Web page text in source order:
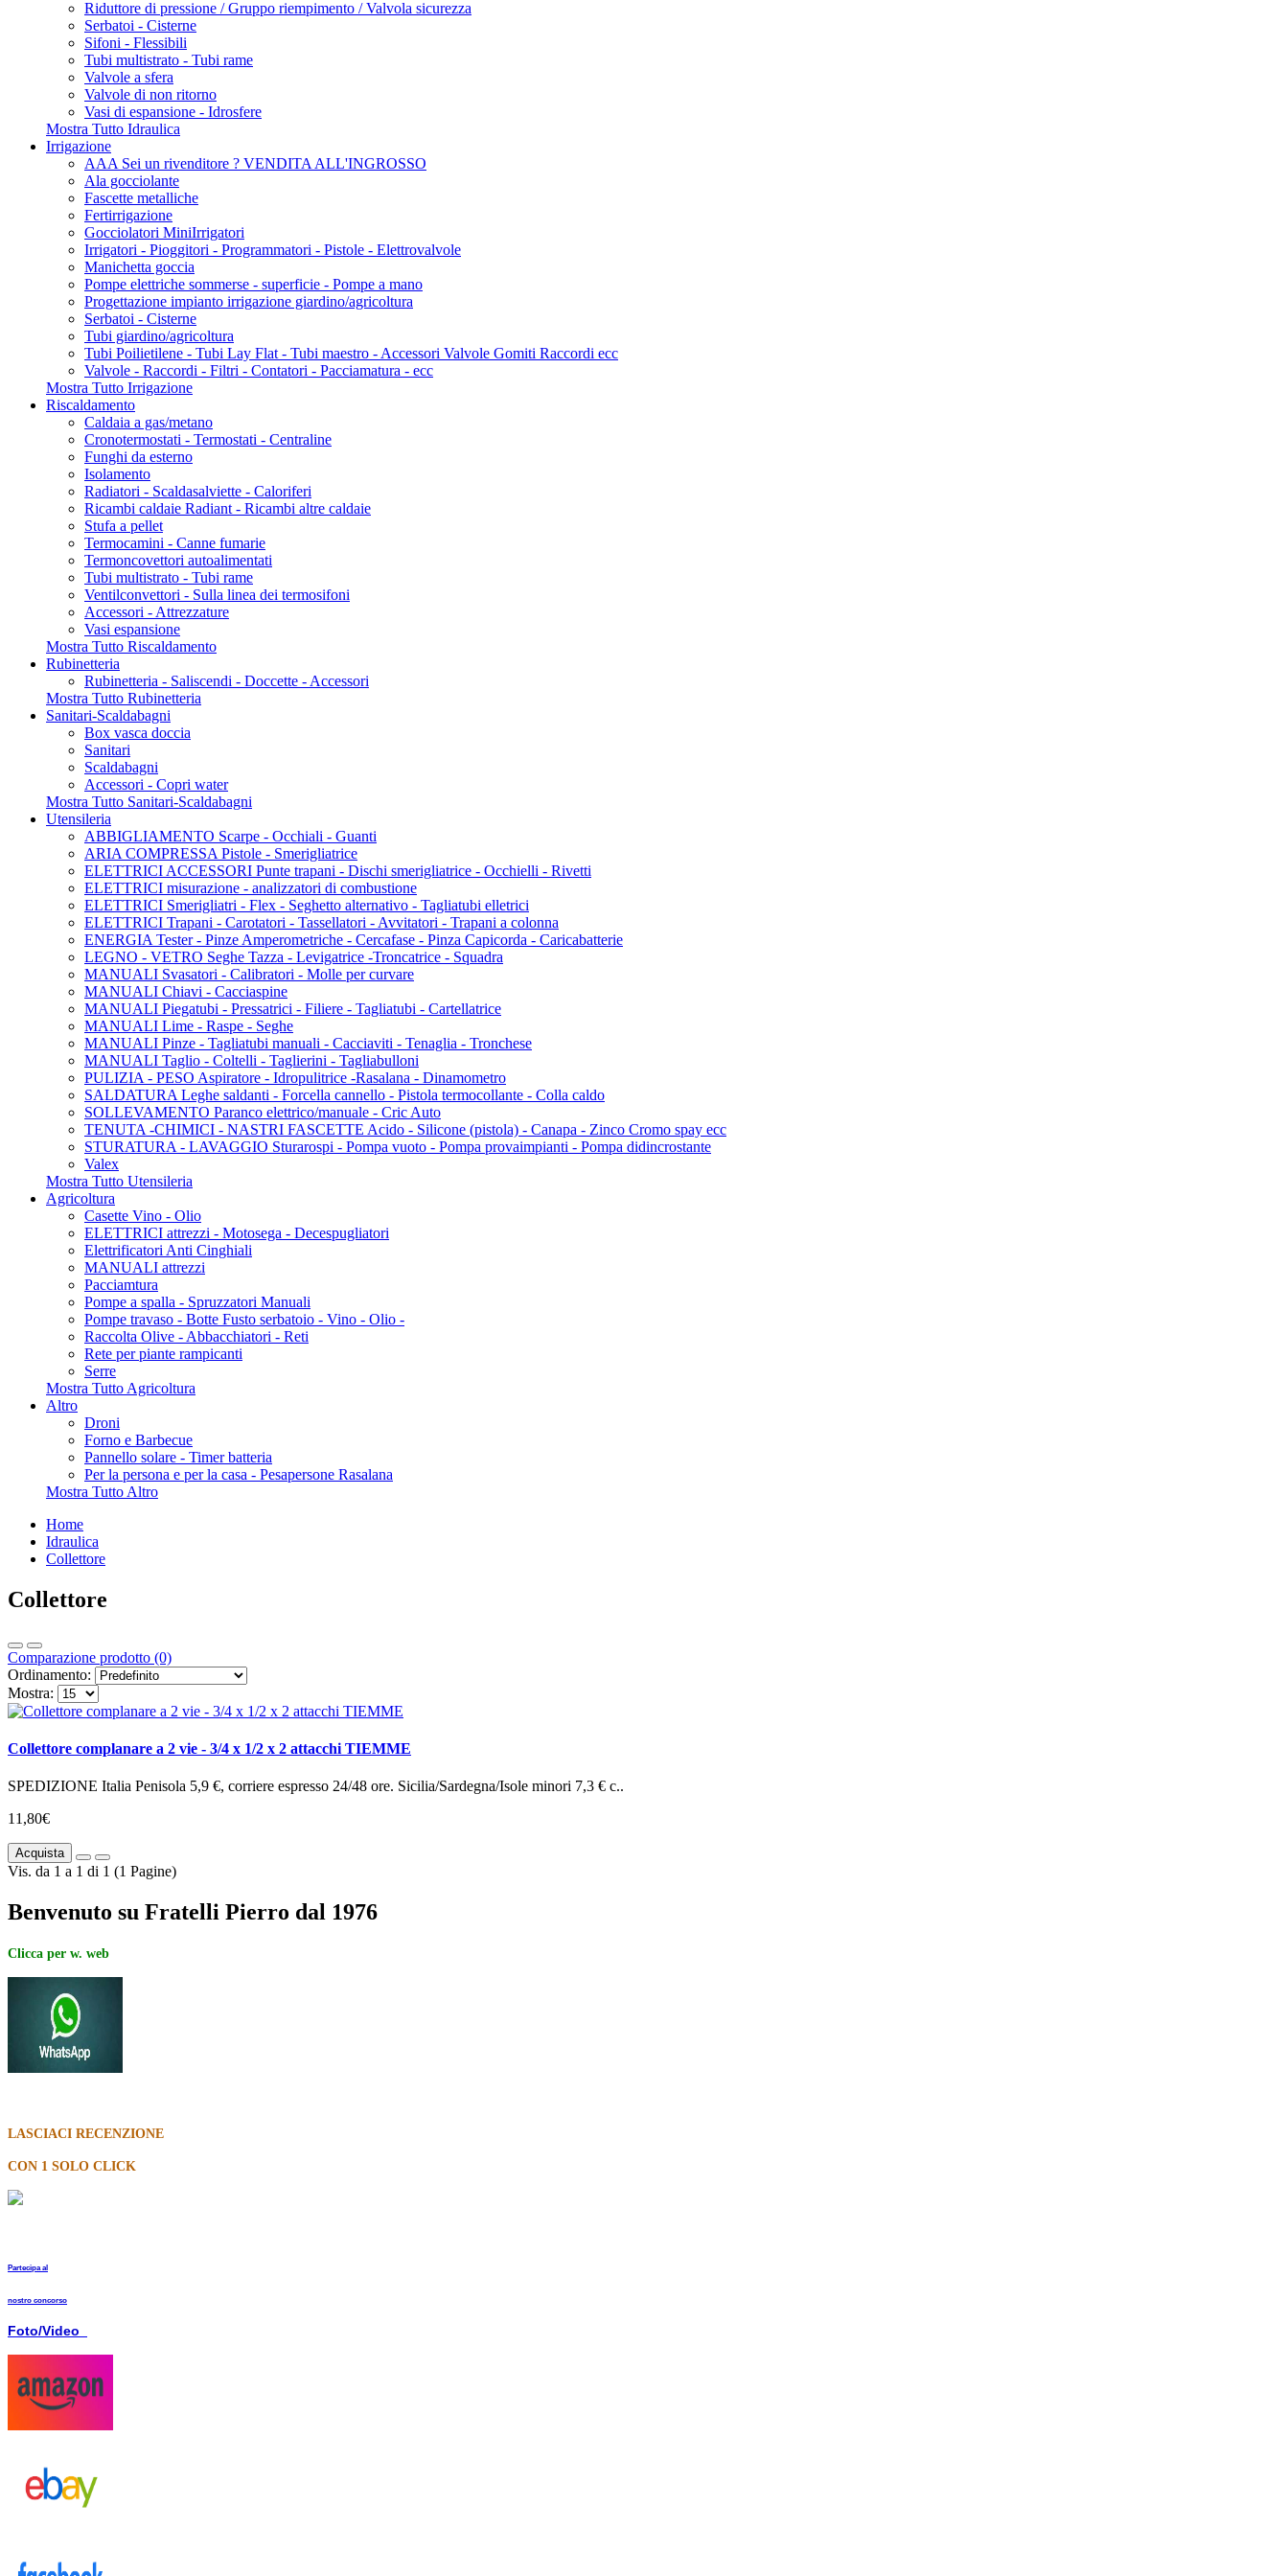
Riduttore di pressione / Gruppo riempimento / Valvola sicurezza
Serbatoi - Cisterne
Sifoni - Flessibili
Tubi multistrato - Tubi rame
Valvole a sfera
Valvole di non ritorno
Vasi di espansione - Idrosfere
Mostra Tutto Idraulica
Irrigazione
AAA Sei un rivenditore ? VENDITA ALL'INGROSSO
Ala gocciolante
Fascette metalliche
Fertirrigazione
Gocciolatori MiniIrrigatori
Irrigatori - Pioggitori - Programmatori - Pistole - Elettrovalvole
Manichetta goccia
Pompe elettriche sommerse - superficie - Pompe a mano
Progettazione impianto irrigazione giardino/agricoltura
Serbatoi - Cisterne
Tubi giardino/agricoltura
Tubi Poilietilene - Tubi Lay Flat - Tubi maestro - Accessori Valvole Gomiti Raccordi ecc
Valvole - Raccordi - Filtri - Contatori - Pacciamatura - ecc
Mostra Tutto Irrigazione
Riscaldamento
Caldaia a gas/metano
Cronotermostati - Termostati - Centraline
Funghi da esterno
Isolamento
Radiatori - Scaldasalviette - Caloriferi
Ricambi caldaie Radiant - Ricambi altre caldaie
Stufa a pellet
Termocamini - Canne fumarie
Termoncovettori autoalimentati
Tubi multistrato - Tubi rame
Ventilconvettori - Sulla linea dei termosifoni
Accessori - Attrezzature
Vasi espansione
Mostra Tutto Riscaldamento
Rubinetteria
Rubinetteria - Saliscendi - Doccette - Accessori
Mostra Tutto Rubinetteria
Sanitari-Scaldabagni
Box vasca doccia
Sanitari
Scaldabagni
Accessori - Copri water
Mostra Tutto Sanitari-Scaldabagni
Utensileria
ABBIGLIAMENTO Scarpe - Occhiali - Guanti
ARIA COMPRESSA Pistole - Smerigliatrice
ELETTRICI ACCESSORI Punte trapani - Dischi smerigliatrice - Occhielli - Rivetti
ELETTRICI misurazione - analizzatori di combustione
ELETTRICI Smerigliatri - Flex - Seghetto alternativo - Tagliatubi elletrici
ELETTRICI Trapani - Carotatori - Tassellatori - Avvitatori - Trapani a colonna
ENERGIA Tester - Pinze Amperometriche - Cercafase - Pinza Capicorda - Caricabatterie
LEGNO - VETRO Seghe Tazza - Levigatrice -Troncatrice - Squadra
MANUALI Svasatori - Calibratori - Molle per curvare
MANUALI Chiavi - Cacciaspine
MANUALI Piegatubi - Pressatrici - Filiere - Tagliatubi - Cartellatrice
MANUALI Lime - Raspe - Seghe
MANUALI Pinze - Tagliatubi manuali - Cacciaviti - Tenaglia - Tronchese
MANUALI Taglio - Coltelli - Taglierini - Tagliabulloni
PULIZIA - PESO Aspiratore - Idropulitrice -Rasalana - Dinamometro
SALDATURA Leghe saldanti - Forcella cannello - Pistola termocollante - Colla caldo
SOLLEVAMENTO Paranco elettrico/manuale - Cric Auto
TENUTA -CHIMICI - NASTRI FASCETTE Acido - Silicone (pistola) - Canapa - Zinco Cromo spay ecc
STURATURA - LAVAGGIO Sturarospi - Pompa vuoto - Pompa provaimpianti - Pompa didincrostante
Valex
Mostra Tutto Utensileria
Agricoltura
Casette Vino - Olio
ELETTRICI attrezzi - Motosega - Decespugliatori
Elettrificatori Anti Cinghiali
MANUALI attrezzi
Pacciamtura
Pompe a spalla - Spruzzatori Manuali
Pompe travaso - Botte Fusto serbatoio - Vino - Olio -
Raccolta Olive - Abbacchiatori - Reti
Rete per piante rampicanti
Serre
Mostra Tutto Agricoltura
Altro
Droni
Forno e Barbecue
Pannello solare - Timer batteria
Per la persona e per la casa - Pesapersone Rasalana
Mostra Tutto Altro
Home
Idraulica
Collettore
Collettore
Comparazione prodotto (0)
Ordinamento:
Mostra:
Collettore complanare a 2 vie - 3/4 x 1/2 x 2 attacchi TIEMME
SPEDIZIONE Italia Penisola 5,9 €, corriere espresso 24/48 ore. Sicilia/Sardegna/Isole minori 7,3 € c..
11,80€
Acquista
Vis. da 1 a 1 di 1 (1 Pagine)
Benvenuto su Fratelli Pierro dal 1976
Clicca per w. web
LASCIACI RECENZIONE
CON 1 SOLO CLICK
Partecipa al
nostro concorso
Foto/Video